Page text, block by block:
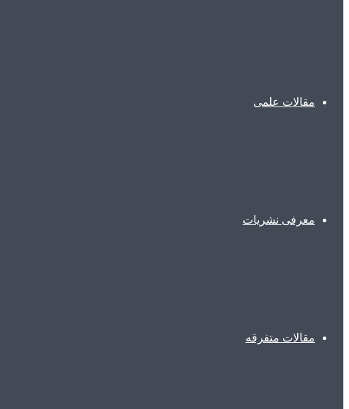
مقالات علمی
معرفی نشریات
مقالات متفرقه